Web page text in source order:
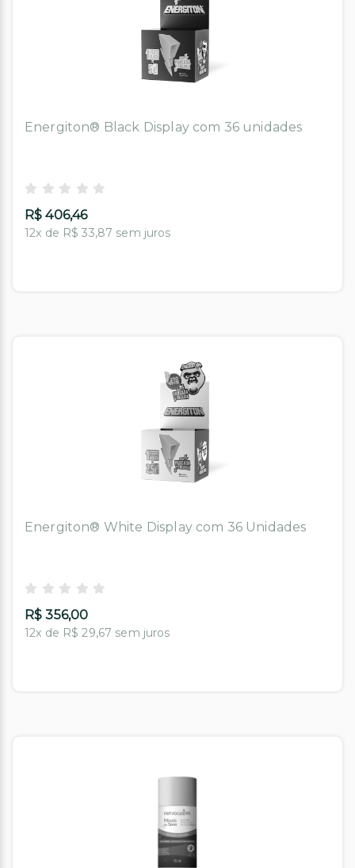
Energiton® Black Display com 36 unidades
R$ 406,46
12x de R$ 33,87 sem juros
Energiton® White Display com 36 Unidades
R$ 356,00
12x de R$ 29,67 sem juros